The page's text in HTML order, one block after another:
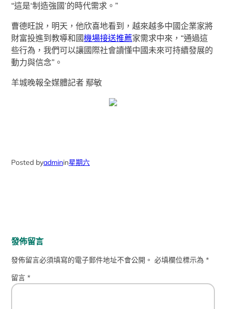
“這是‘制造強國’的時代需求。”
曹德旺說，明天，他欣喜地看到，越來越多中國企業家將
財富投進到教導和國機場接送推薦家需求中來，“通過這
些行為，我們可以讓國際社會讀懂中國未來可持續發展的
動力與信念”。
羊城晚報全媒體記者 鄢敏
Posted byadminin星期六
發佈留言
發佈留言必須填寫的電子郵件地址不會公開。 必填欄位標示為*
留言*